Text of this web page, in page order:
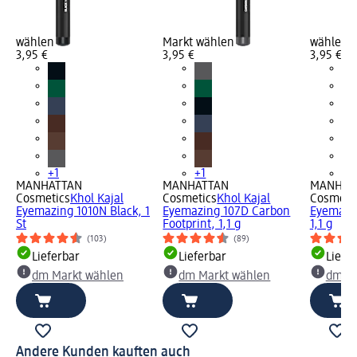
wählen
3,95 €
+1
MANHATTAN
CosmeticsKhol Kajal
Eyemazing 1010N Black, 1
St
(103)
Lieferbar
dm Markt wählen
Markt wählen
3,95 €
+1
MANHATTAN
CosmeticsKhol Kajal
Eyemazing 107D Carbon
Footprint, 1,1 g
(89)
Lieferbar
dm Markt wählen
wählen
3,95 €
1,1 g
dm
Andere Kunden kauften auch